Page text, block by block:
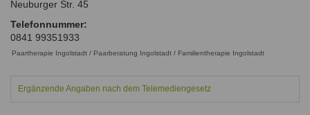
Qualitätssicherung
Qualität unserer Therapeuten
Familienthemen
Systemischer Ansatz
Ausbildungsinstitute
Fortbildungen
Information über Qualifikation
Links
Formular zur Registrierung
Neuburger Str. 45
Telefonnummer:
0841 99351933
Paartherapie Ingolstadt / Paarberatung Ingolstadt / Familientherapie Ingolstadt
Ergänzende Angaben nach dem Telemediengesetz